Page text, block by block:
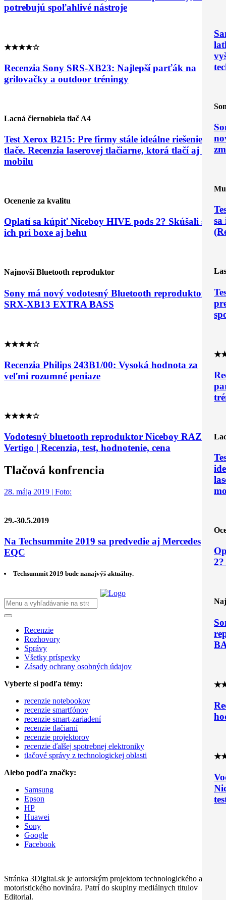
sa
potrebujú spoľahlivé nástroje
★★★★☆
Recenzia Sony SRS-XB23: Najlepší parťák na
grilovačky a outdoor tréningy
Lacná čiernobiela tlač A4
Test Xerox B215: Pre firmy stále ideálne riešenie
tlače. Recenzia laserovej tlačiarne, ktorá tlačí aj z
mobilu
Ocenenie za kvalitu
Oplatí sa kúpiť Niceboy HIVE pods 2? Skúšali sme
ich pri boxe aj behu
Najnovší Bluetooth reproduktor
Sony má nový vodotesný Bluetooth reproduktor
SRX-XB13 EXTRA BASS
★★★★☆
Recenzia Philips 243B1/00: Vysoká hodnota za
veľmi rozumné peniaze
★★★★☆
Vodotesný bluetooth reproduktor Niceboy RAZE 2
Vertigo | Recenzia, test, hodnotenie, cena
Tlačová konfrencia
28. mája 2019 | Foto:
29.-30.5.2019
Na Techsummite 2019 sa predvedie aj Mercedes
EQC
Techsummit 2019 bude nanajvýš aktuálny.
Recenzie
Rozhovory
Správy
Všetky príspevky
Zásady ochrany osobných údajov
Vyberte si podľa témy:
recenzie notebookov
recenzie smartfónov
recenzie smart-zariadení
recenzie tlačiarní
recenzie projektorov
recenzie ďalšej spotrebnej elektroniky
tlačové správy z technologickej oblasti
Alebo podľa značky:
Samsung
Epson
HP
Huawei
Sony
Google
Facebook
Stránka 3Digital.sk je autorským projektom technologického a
motoristického novinára. Patrí do skupiny mediálnych titulov
Editorial.